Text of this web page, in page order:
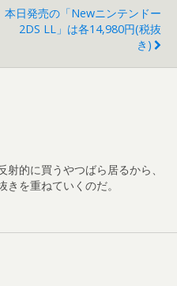
本日発売の「Newニンテンドー
2DS LL」は各14,980円(税抜
き)
的に買うやつばら居るから、
を重ねていくのだ。